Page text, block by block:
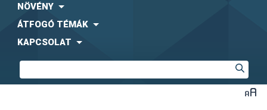
NÖVÉNY
ÁTFOGÓ TÉMÁK
KAPCSOLAT